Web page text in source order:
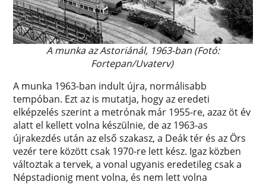
A munka az Astoriánál, 1963-ban (Fotó:
Fortepan/Uvaterv)
A munka 1963-ban indult újra, normálisabb
tempóban. Ezt az is mutatja, hogy az eredeti
elképzelés szerint a metrónak már 1955-re, azaz öt év
alatt el kellett volna készülnie, de az 1963-as
újrakezdés után az első szakasz, a Deák tér és az Örs
vezér tere között csak 1970-re lett kész. Igaz közben
változtak a tervek, a vonal ugyanis eredetileg csak a
Népstadionig ment volna, és nem lett volna